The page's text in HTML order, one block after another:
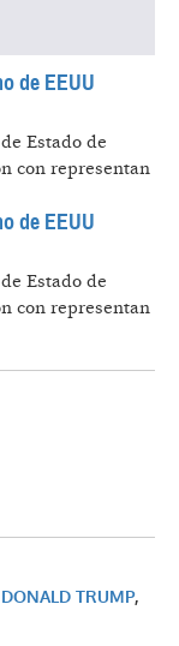
de EEUU
Estado de
con representan
de EEUU
Estado de
con representan
DONALD TRUMP,